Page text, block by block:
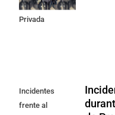
Propiedad
Privada
Incidentes
frente al